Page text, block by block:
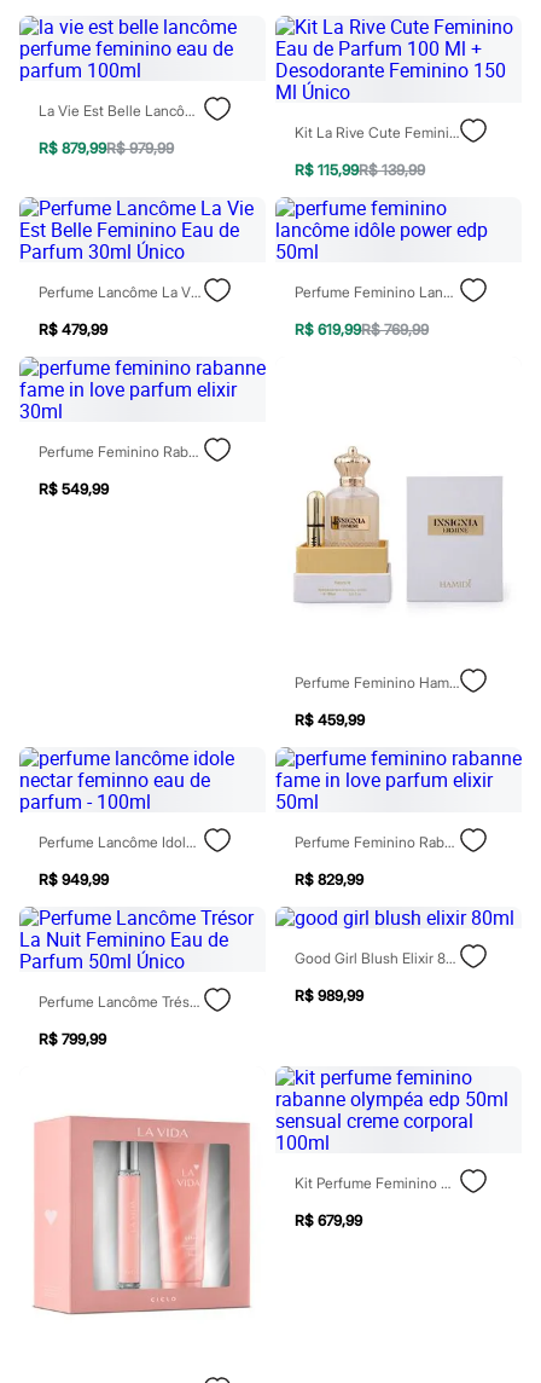
Camisetas e Regatas
Casacos e Jaquetas
Jeans
Acessórios
Bolsas e Mochilas
Chapéus e Bonés
Carteiras
Óculos
Relógios
Calçados
Botas
Sapatos
Sandálias e Papetes
Tênis
Moda esportiva
Acessórios
Bermudas
Camisetas
Calças
Camisas
Casacos e Jaquetas
Jeans
Moda esportiva
Shorts e Bermudas
Todos os produtos
Infantil
Arrumadinho para os meninos
Romântico para as meninas
Inverno
Roupas menina
0 a 24 meses
1 a 5 anos
Roupas menino
0 a 24 meses
1 a 5 anos
4 a 12 anos
10 a 16 anos
Acessórios
Bolsas e Mochilas
Chapéus
Calçados
La Vie Est Belle Lancôme Perfume Feminino Eau De Parfum 100ml
R$ 879,99R$ 979,99
Kit La Rive Cute Feminino Eau De Parfum 100 Ml + Desodorante Feminino 150 Ml Único
R$ 115,99R$ 139,99
Perfume Lancôme La Vie Est Belle Feminino Eau De Parfum 30ml Único
R$ 479,99
Perfume Feminino Lancôme Idôle Power Edp 50ml
R$ 619,99R$ 769,99
Perfume Feminino Rabanne Fame In Love Parfum Elixir 30ml
R$ 549,99
Perfume Feminino Hamidi Eau De Parfum Insignia Ermine 100ml
R$ 459,99
Perfume Lancôme Idole Nectar Feminno Eau De Parfum - 100ml
R$ 949,99
Perfume Feminino Rabanne Fame In Love Parfum Elixir 50ml
R$ 829,99
Perfume Lancôme Trésor La Nuit Feminino Eau De Parfum 50ml Único
R$ 799,99
Good Girl Blush Elixir 80ml
R$ 989,99
Kit Perfume Feminino Rabanne Olympéa Edp 50ml Sensual Creme Corporal 100ml
R$ 679,99